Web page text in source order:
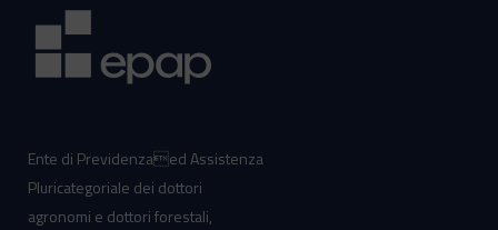
Ente di Previdenzaed Assistenza
Pluricategoriale dei dottori
agronomi e dottori forestali,